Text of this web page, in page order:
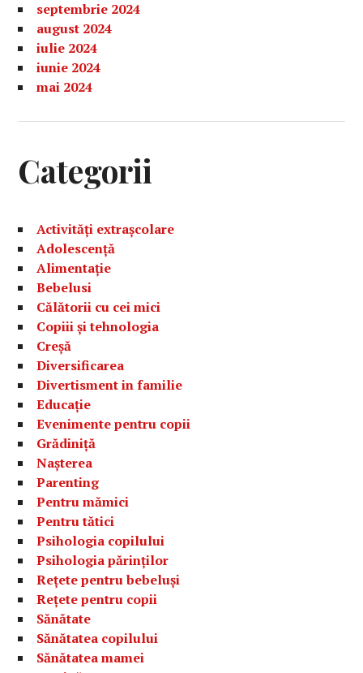
septembrie 2024
august 2024
iulie 2024
iunie 2024
mai 2024
Categorii
Activități extrașcolare
Adolescență
Alimentație
Bebelusi
Călătorii cu cei mici
Copiii și tehnologia
Creșă
Diversificarea
Divertisment in familie
Educație
Evenimente pentru copii
Grădiniță
Nașterea
Parenting
Pentru mămici
Pentru tătici
Psihologia copilului
Psihologia părinților
Rețete pentru bebeluși
Rețete pentru copii
Sănătate
Sănătatea copilului
Sănătatea mamei